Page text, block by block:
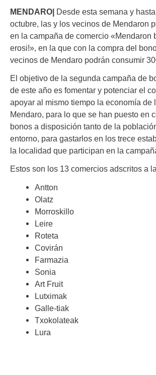
MENDARO| Desde esta semana y
octubre, las y los vecinos de Mendaron
en la campaña de comercio «Mendaron
erosi!», en la que con la compra del
vecinos de Mendaro podrán consumir
El objetivo de la segunda campaña de
de este año es fomentar y potenciar el
apoyar al mismo tiempo la economía de
Mendaro, para lo que se han puesto en
bonos a disposición tanto de la
entorno, para gastarlos en los trece
la localidad que participan en la
Estos son los 13 comercios adscritos a
Antton
Olatz
Morroskillo
Leire
Roteta
Covirán
Farmazia
Sonia
Art Fruit
Lutximak
Galle-tiak
Txokolateak
Lura